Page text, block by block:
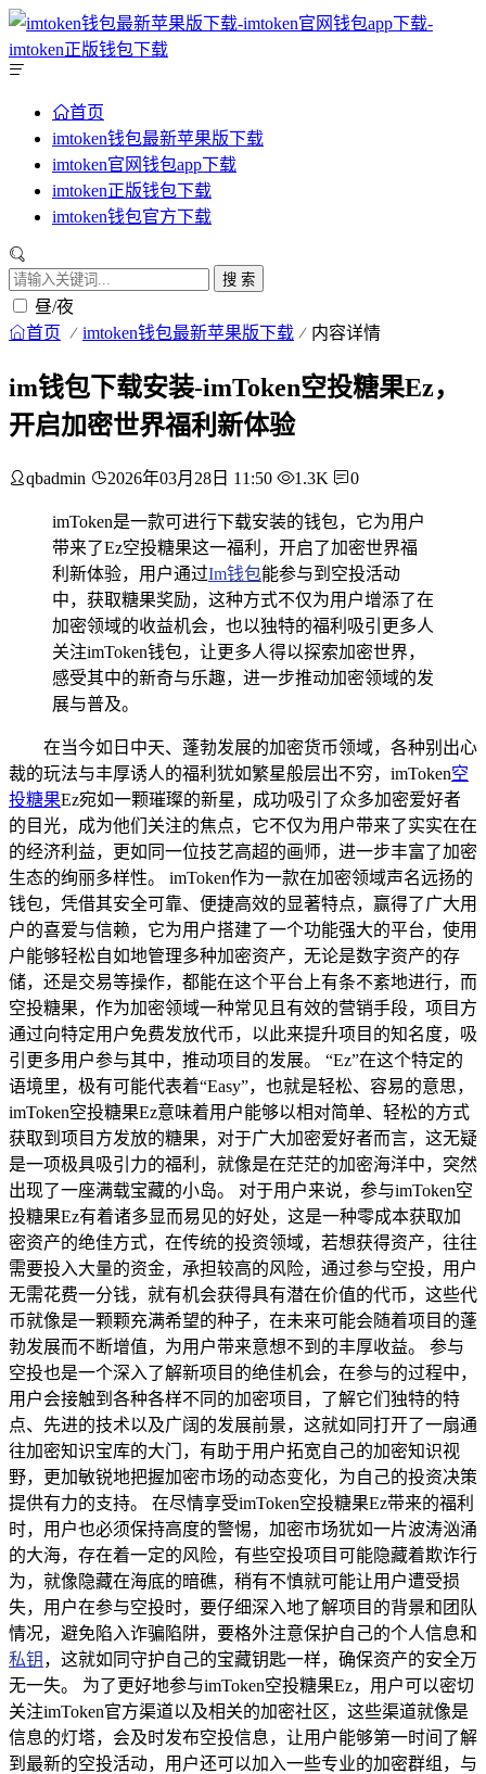
首页
imtoken钱包最新苹果版下载
imtoken官网钱包app下载
imtoken正版钱包下载
imtoken钱包官方下载
搜 索
昼/夜
首页 imtoken钱包最新苹果版下载 内容详情
im钱包下载安装-imToken空投糖果Ez，
开启加密世界福利新体验
qbadmin 2026年03月28日 11:50 1.3K 0
imToken是一款可进行下载安装的钱包，它为用户
带来了Ez空投糖果这一福利，开启了加密世界福
利新体验，用户通过Im钱包能参与到空投活动
中，获取糖果奖励，这种方式不仅为用户增添了在
加密领域的收益机会，也以独特的福利吸引更多人
关注imToken钱包，让更多人得以探索加密世界，
感受其中的新奇与乐趣，进一步推动加密领域的发
展与普及。
在当今如日中天、蓬勃发展的加密货币领域，各种别出心
裁的玩法与丰厚诱人的福利犹如繁星般层出不穷，imToken空
投糖果Ez宛如一颗璀璨的新星，成功吸引了众多加密爱好者
的目光，成为他们关注的焦点，它不仅为用户带来了实实在在
的经济利益，更如同一位技艺高超的画师，进一步丰富了加密
生态的绚丽多样性。 imToken作为一款在加密领域声名远扬的
钱包，凭借其安全可靠、便捷高效的显著特点，赢得了广大用
户的喜爱与信赖，它为用户搭建了一个功能强大的平台，使用
户能够轻松自如地管理多种加密资产，无论是数字资产的存
储，还是交易等操作，都能在这个平台上有条不紊地进行，而
空投糖果，作为加密领域一种常见且有效的营销手段，项目方
通过向特定用户免费发放代币，以此来提升项目的知名度，吸
引更多用户参与其中，推动项目的发展。 “Ez”在这个特定的
语境里，极有可能代表着“Easy”，也就是轻松、容易的意思，
imToken空投糖果Ez意味着用户能够以相对简单、轻松的方式
获取到项目方发放的糖果，对于广大加密爱好者而言，这无疑
是一项极具吸引力的福利，就像是在茫茫的加密海洋中，突然
出现了一座满载宝藏的小岛。 对于用户来说，参与imToken空
投糖果Ez有着诸多显而易见的好处，这是一种零成本获取加
密资产的绝佳方式，在传统的投资领域，若想获得资产，往往
需要投入大量的资金，承担较高的风险，通过参与空投，用户
无需花费一分钱，就有机会获得具有潜在价值的代币，这些代
币就像是一颗颗充满希望的种子，在未来可能会随着项目的蓬
勃发展而不断增值，为用户带来意想不到的丰厚收益。 参与
空投也是一个深入了解新项目的绝佳机会，在参与的过程中，
用户会接触到各种各样不同的加密项目，了解它们独特的特
点、先进的技术以及广阔的发展前景，这就如同打开了一扇通
往加密知识宝库的大门，有助于用户拓宽自己的加密知识视
野，更加敏锐地把握加密市场的动态变化，为自己的投资决策
提供有力的支持。 在尽情享受imToken空投糖果Ez带来的福利
时，用户也必须保持高度的警惕，加密市场犹如一片波涛汹涌
的大海，存在着一定的风险，有些空投项目可能隐藏着欺诈行
为，就像隐藏在海底的暗礁，稍有不慎就可能让用户遭受损
失，用户在参与空投时，要仔细深入地了解项目的背景和团队
情况，避免陷入诈骗陷阱，要格外注意保护自己的个人信息和
私钥 ，这就如同守护自己的宝藏钥匙一样，确保资产的安全万
无一失。 为了更好地参与imToken空投糖果Ez，用户可以密切
关注imToken官方渠道以及相关的加密社区，这些渠道就像是
信息的灯塔，会及时发布空投信息，让用户能够第一时间了解
到最新的空投活动，用户还可以加入一些专业的加密群组，与